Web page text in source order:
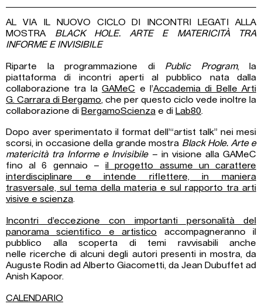
AL VIA IL NUOVO CICLO DI INCONTRI LEGATI ALLA
MOSTRA BLACK HOLE. ARTE E MATERICITÀ TRA
INFORME E INVISIBILE
Riparte la programmazione di Public Program, la
piattaforma di incontri aperti al pubblico nata dalla
collaborazione tra laGAMeC e l’Accademia di Belle Arti
G. Carrara di Bergamo, che per questo ciclo vede inoltre la
collaborazione di BergamoScienza e di Lab80.
Dopo aver sperimentato il format dell’“artist talk” nei mesi
scorsi, in occasione della grande mostra Black Hole. Arte e
matericità tra Informe e Invisibile– in visione alla GAMeC
fino al 6 gennaio –il progetto assume un carattere
interdisciplinare e intende riflettere, in maniera
trasversale, sul tema della materia e sul rapporto tra arti
visive e scienza.
Incontri d’eccezione con importanti personalità del
panorama scientifico e artistico accompagneranno il
pubblico alla scoperta di temi ravvisabili anche
nelle ricerche di alcuni degli autori presenti in mostra, da
Auguste Rodin ad Alberto Giacometti, da Jean Dubuffet ad
Anish Kapoor.
CALENDARIO